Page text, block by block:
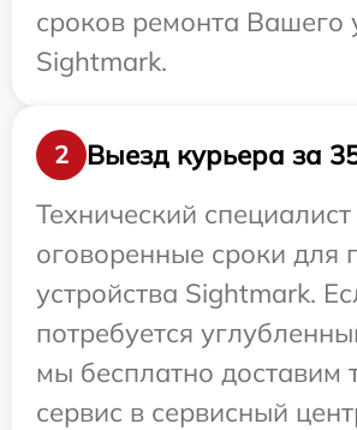
сроков ремонта Вашего
Sightmark.
2
Выезд курьера за
Технический
оговоренные сроки для
устройства Sightmark.
потребуется
мы бесплатно доставим
сервис в сервисный